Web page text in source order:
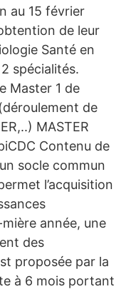
au 15 février
de leur
Santé en
spécialités.
Master 1 de
de
MASTER
Contenu de
socle commun
l’acquisition
année, une
des
proposée par la
à 6 mois portant